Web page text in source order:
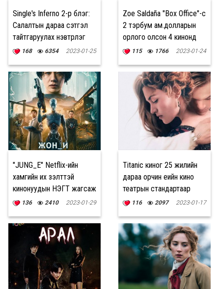
Single's Inferno 2-р бүлэг:
Салалтын дараа сэтгэл
тайтгаруулах нэвтрүүлэг
168 6354 2023-01-25
Zoe Saldaña "Box Office"-с
2 тэрбум ам.долларын
орлого олсон 4 кинонд
тоглож буй анхны
115 1766 2023-01-24
"JUNG_E" Netflix-ийн
хамгийн их үзэлттэй
кинонуудын НЭГТ жагсаж
эхэллээ
136 2410 2023-01-29
Titanic киног 25 жилийн
дараа орчин үеийн кино
театрын стандартаар
дэлгэцнээ гаргана
116 2097 2023-01-17